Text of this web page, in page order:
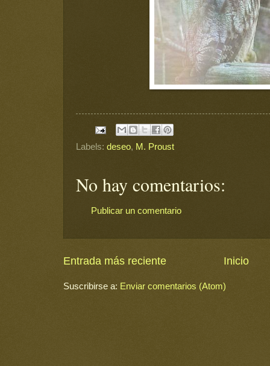
Labels: deseo, M. Proust
No hay comentarios:
Publicar un comentario
Entrada más reciente Inicio
Suscribirse a: Enviar comentarios (Atom)